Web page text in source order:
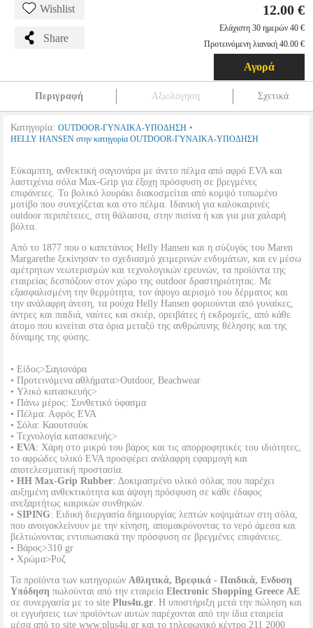
Wishlist
Share
12.00 €
Ελάχιστη 30 ημερών 40 €
Προτεινόμενη λιανική 40.00 €
Αγορά
Περιγραφή Αξιολόγηση Σχετικά
Κατηγορία: OUTDOOR-ΓΥΝΑΙΚΑ-ΥΠΟΔΗΣΗ •
HELLY HANSEN στην κατηγορία OUTDOOR-ΓΥΝΑΙΚΑ-ΥΠΟΔΗΣΗ
Εύκαμπτη, ανθεκτική σαγιονάρα με άνετο πέλμα από αφρό EVA και
λαστιχένια σόλα Max-Grip για έξοχη πρόσφυση σε βρεγμένες
επιφάνειες. Το βολικό λουράκι διακοσμείται από κομψό τυπωμένο
μοτίβο που συνεχίζεται και στο πέλμα. Ιδανική για καλοκαιρινές
outdoor περιπέτειες, στη θάλασσα, στην πισίνα ή και για μια χαλαρή
βόλτα.
Από το 1877 που ο καπετάνιος Helly Hansen και η σύζυγός του Maren
Margarethe ξεκίνησαν το σχεδιασμό χειμερινών ενδυμάτων, και εν μέσω
αμέτρητων νεωτερισμών και τεχνολογικών ερευνών, τα προϊόντα της
εταιρείας δεσπόζουν στον χώρο της outdoor δραστηριότητας. Με
εξασφαλισμένη την θερμότητα, τον άψογο αερισμό του δέρματος και
την ανάλαφρη άνεση, τα ρούχα Helly Hansen φοριούνται από γυναίκες,
άντρες και παιδιά, ναύτες και σκιέρ, ορειβάτες ή εκδρομείς, από κάθε
άτομο που κινείται στα όρια μεταξύ της ανθρώπινης θέλησης και της
δύναμης της φύσης.
• Είδος>Σαγιονάρα
• Προτεινόμενα αθλήματα>Outdoor, Beachwear
• Υλικό κατασκευής>
• Πάνω μέρος: Συνθετικό ύφασμα
• Πέλμα: Αφρός EVA
• Σόλα: Καουτσούκ
• Τεχνολογία κατασκευής>
• EVA: Χάρη στο μικρό του βάρος και τις απορροφητικές του ιδιότητες,
το αφρώδες υλικό EVA προσφέρει ανάλαφρη εφαρμογή και
αποτελεσματική προστασία.
• HH Max-Grip Rubber: Δοκιμασμένο υλικό σόλας που παρέχει
αυξημένη ανθεκτικότητα και άψογη πρόσφυση σε κάθε έδαφος
ανεξαρτήτως καιρικών συνθηκών.
• SIPING: Ειδική διεργασία δημιουργίας λεπτών κοψιμάτων στη σόλα,
που ανοιγοκλείνουν με την κίνηση, απομακρύνοντας το νερό άμεσα και
βελτιώνοντας εντυπωσιακά την πρόσφυση σε βρεγμένες επιφάνειες.
• Βάρος>310 gr
• Χρώμα>Ροζ
Τα προϊόντα των κατηγοριών Αθλητικά, Βρεφικά - Παιδικά, Ενδυση
Υπόδηση πωλούνται από την εταιρεία Electronic Shopping Greece ΑΕ
σε συνεργασία με το site Plus4u.gr. Η υποστήριξη μετά την πώληση και
οι εγγυήσεις των προϊόντων αυτών παρέχονται από την ίδια εταιρεία
μέσα από το site www.plus4u.gr και το τηλεφωνικό κέντρο 211 2000